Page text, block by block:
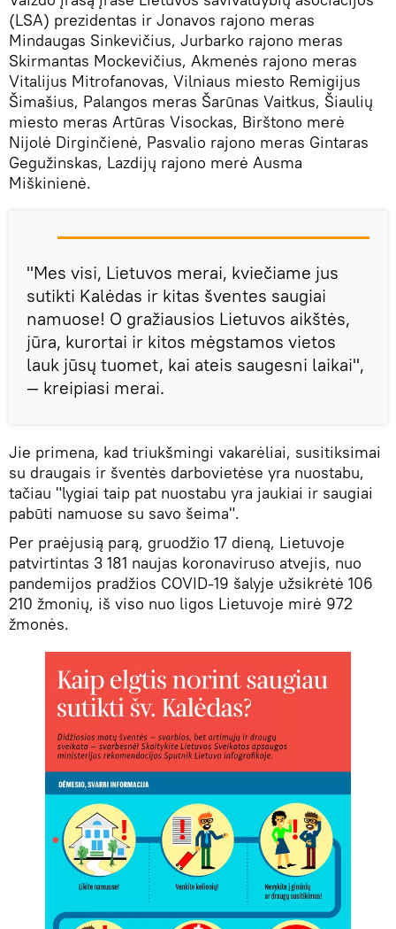
(LSA) prezidentas ir Jonavos rajono meras
Mindaugas Sinkevičius, Jurbarko rajono meras
Skirmantas Mockevičius, Akmenės rajono meras
Vitalijus Mitrofanovas, Vilniaus miesto Remigijus
Šimašius, Palangos meras Šarūnas Vaitkus, Šiaulių
miesto meras Artūras Visockas, Birštono merė
Nijolė Dirginčienė, Pasvalio rajono meras Gintaras
Gegužinskas, Lazdijų rajono merė Ausma
Miškinienė.
"Mes visi, Lietuvos merai, kviečiame jus
sutikti Kalėdas ir kitas šventes saugiai
namuose! O gražiausios Lietuvos aikštės,
jūra, kurortai ir kitos mėgstamos vietos
lauk jūsų tuomet, kai ateis saugesni laikai",
— kreipiasi merai.
Jie primena, kad triukšmingi vakarėliai, susitiksimai
su draugais ir šventės darbovietėse yra nuostabu,
tačiau "lygiai taip pat nuostabu yra jaukiai ir saugiai
pabūti namuose su savo šeima".
Per praėjusią parą, gruodžio 17 dieną, Lietuvoje
patvirtintas 3 181 naujas koronaviruso atvejis, nuo
pandemijos pradžios COVID-19 šalyje užsikrėtė 106
210 žmonių, iš viso nuo ligos Lietuvoje mirė 972
žmonės.